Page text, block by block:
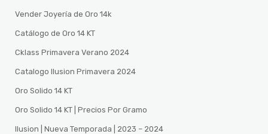
Vender Joyería de Oro 14k
Catálogo de Oro 14 KT
Cklass Primavera Verano 2024
Catalogo Ilusion Primavera 2024
Oro Solido 14 KT
Oro Solido 14 KT | Precios Por Gramo
Ilusion | Nueva Temporada | 2023 – 2024